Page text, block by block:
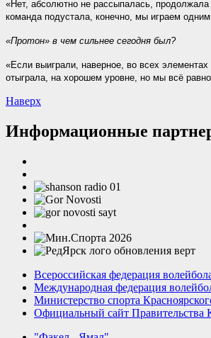
«Нет, абсолютно не рассыпалась, продолжала
команда подустала, конечно, мы играем
«Протон» в чем сильнее сегодня был?
«Если выиграли, наверное, во всех
отыграла, на хорошем уровне, но мы всё
Наверх
Информационные
Всероссийская федерация
Международная федерация
Министерство спорта
Официальный сайт Правительства